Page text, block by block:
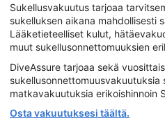
Sukellusvakuutus tarjoaa
sukelluksen aikana mahdollisesti
Lääketieteelliset kulut,
muut sukellusonnettomuuksien
DiveAssure tarjoaa sekä
sukellusonnettomuusvakuutuksia
matkavakuutuksia erikoishinnoin
Osta vakuutuksesi täältä.